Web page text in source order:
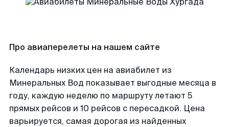
Про авиаперелеты на нашем сайте
Календарь низких цен на авиабилет из
Минеральных Вод показывает выгодные месяца в
году, каждую неделю по маршруту летают 5
прямых рейсов и 10 рейсов с пересадкой. Цена
варьируется, самая дорогая из найденных